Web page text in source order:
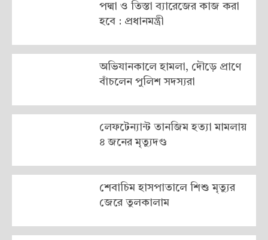
পদ্মা ও তিস্তা ব্যারেজের কাজ করা
হবে : প্রধানমন্ত্রী
অভিযানকালে হামলা, দৌড়ে প্রাণে
বাঁচলেন পুলিশ সদস্যরা
লেফটেন্যান্ট তানজিম হত্যা মামলায়
৪ জনের মৃত্যুদণ্ড
শেবাচিম হাসপাতালে শিশু মৃত্যুর
জেরে তুলকালাম